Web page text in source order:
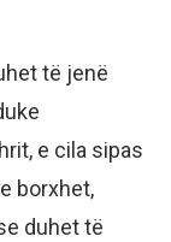
të jenë
e cila sipas
borxhet,
duhet të